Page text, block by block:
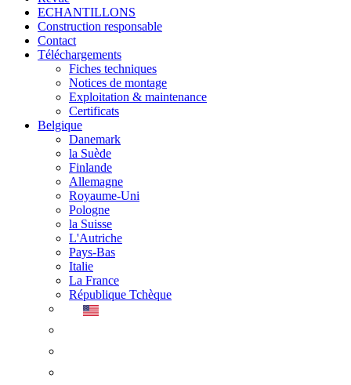
ECHANTILLONS
Construction responsable
Contact
Téléchargements
Fiches techniques
Notices de montage
Exploitation & maintenance
Certificats
Belgique
Danemark
la Suède
Finlande
Allemagne
Royaume-Uni
Pologne
la Suisse
L'Autriche
Pays-Bas
Italie
La France
République Tchèque